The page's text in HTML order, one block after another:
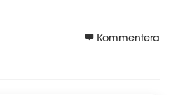
Kommentera